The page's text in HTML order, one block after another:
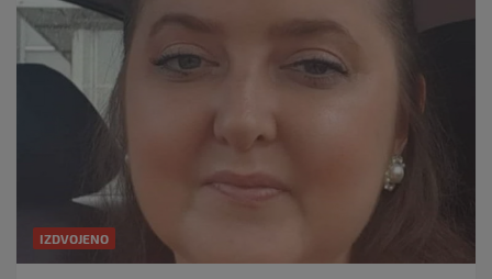
IZDVOJENO